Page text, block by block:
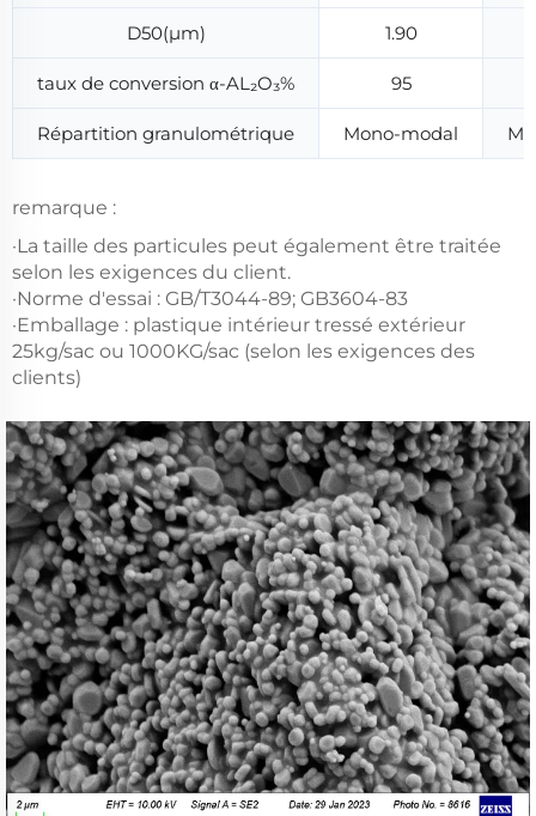
D50(μm) 1.90
taux de conversion α-AL₂O₃% 95
Répartition granulométrique Mono-modal
remarque :
·La taille des particules peut également être traitée
selon les exigences du client.
·Norme d'essai : GB/T3044-89; GB3604-83
·Emballage : plastique intérieur tressé extérieur
25kg/sac ou 1000KG/sac (selon les exigences des
clients)